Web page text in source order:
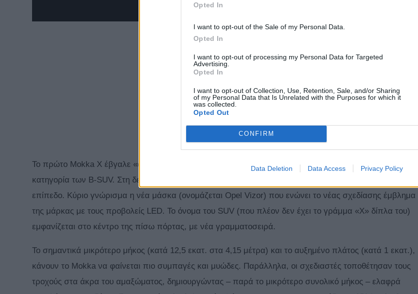
Opted In
I want to opt-out of the Sale of my Personal Data.
Opted In
I want to opt-out of processing my Personal Data for Targeted
Advertising.
Opted In
I want to opt-out of Collection, Use, Retention, Sale, and/or Sharing
of my Personal Data that Is Unrelated with the Purposes for which it
was collected.
Opted Out
CONFIRM
Data Deletion Data Access Privacy Policy
Το πρώτο Mokka Χ έβγαλε «ασπροπρόσωπη» την Opel με τις υψηλές πωλήσεις στη δημοφιλή
κατηγορία των B-SUV. Στη δεύτερη γενιά έχει αλλάξει πλήρως, σε σχεδιαστικό αλλά και τεχνολογικό
επίπεδο. Κύριο γνώρισμα η νέα μάσκα (ονομάζεται Opel Vizor) που ενώνει το νέας σχεδίασης έμβλημα
της μάρκας με τους προβολείς LED. Το όνομα του SUV (που πλέον δεν έχει το γράμμα «Χ» δίπλα του)
εμφανίζεται στο κέντρο της πίσω πόρτας, με νέα γραμματοσειρά.
Το σημαντικά μικρότερο μήκος (κατά 12,5 εκατ. στα 4,15 μέτρα) και το αυξημένο πλάτος (κατά 1 εκατ.),
κάνουν το Mokka να φαίνεται πιο συμπαγές και μυώδες. Παράλληλα, οι σχεδιαστές τοποθέτησαν τους
τροχούς στα άκρα του αμαξώματος, δημιουργώντας – παρά το μικρότερο συνολικό μήκος – ελαφρά